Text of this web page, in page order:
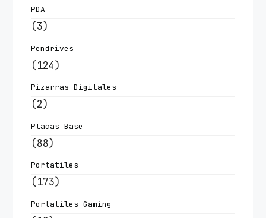
PDA
(3)
Pendrives
(124)
Pizarras Digitales
(2)
Placas Base
(88)
Portatiles
(173)
Portatiles Gaming